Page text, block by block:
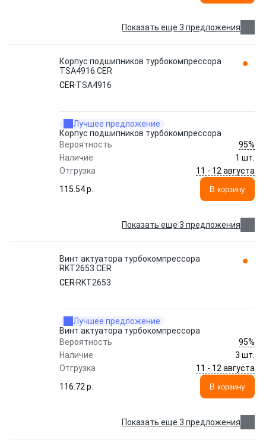
Показать еще 3 предложения
Корпус подшипников турбокомпрессора
TSA4916 CER
CER TSA4916
Лучшее предложение
Корпус подшипников турбокомпрессора
Вероятность
95%
Наличие
1 шт.
Отгрузка
11 - 12 августа
115.54 p.
В корзину
Показать еще 3 предложения
Винт актуатора турбокомпрессора
RKT2653 CER
CER RKT2653
Лучшее предложение
Винт актуатора турбокомпрессора
Вероятность
95%
Наличие
3 шт.
Отгрузка
11 - 12 августа
116.72 p.
В корзину
Показать еще 3 предложения